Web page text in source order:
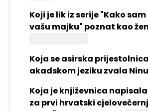
Koji je lik iz serije "Kako
vašu majku" poznat kao
Koja se asirska
akadskom jeziku zvala
Koja je književnica
za prvi hrvatski